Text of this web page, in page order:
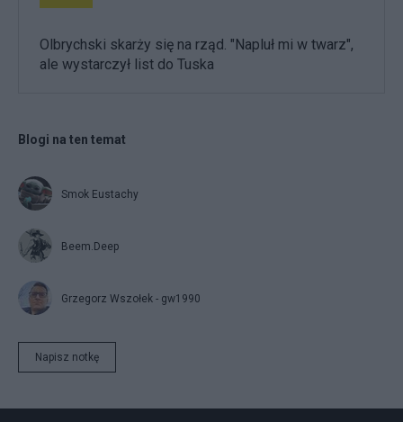
Olbrychski skarży się na rząd. "Napluł mi w twarz",
ale wystarczył list do Tuska
Blogi na ten temat
Smok Eustachy
Beem.Deep
Grzegorz Wszołek - gw1990
Napisz notkę